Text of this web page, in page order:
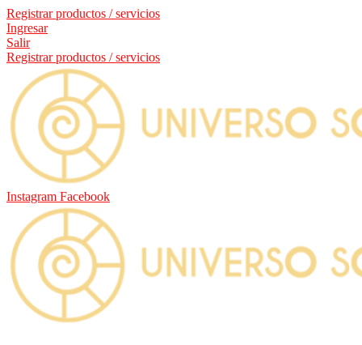
Registrar productos / servicios
Ingresar
Salir
Registrar productos / servicios
Instagram Facebook